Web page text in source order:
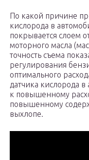
По какой причине
кислорода в
покрывается слоем
моторного масла
точность съема
регулирования
оптимального
датчика кислорода
к повышенному
повышенному
выхлопе.